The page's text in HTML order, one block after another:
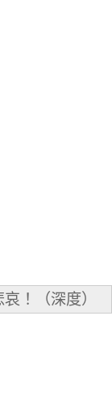
！（深度）